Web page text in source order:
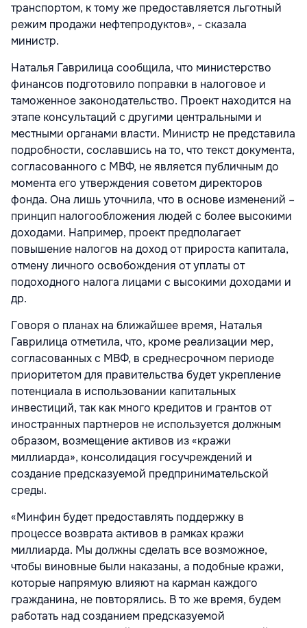
транспортом, к тому же предоставляется льготный
режим продажи нефтепродуктов», - сказала
министр.
Наталья Гаврилица сообщила, что министерство
финансов подготовило поправки в налоговое и
таможенное законодательство. Проект находится на
этапе консультаций с другими центральными и
местными органами власти. Министр не представила
подробности, сославшись на то, что текст документа,
согласованного с МВФ, не является публичным до
момента его утверждения советом директоров
фонда. Она лишь уточнила, что в основе изменений –
принцип налогообложения людей с более высокими
доходами. Например, проект предполагает
повышение налогов на доход от прироста капитала,
отмену личного освобождения от уплаты от
подоходного налога лицами с высокими доходами и
др.
Говоря о планах на ближайшее время, Наталья
Гаврилица отметила, что, кроме реализации мер,
согласованных с МВФ, в среднесрочном периоде
приоритетом для правительства будет укрепление
потенциала в использовании капитальных
инвестиций, так как много кредитов и грантов от
иностранных партнеров не используется должным
образом, возмещение активов из «кражи
миллиарда», консолидация госучреждений и
создание предсказуемой предпринимательской
среды.
«Минфин будет предоставлять поддержку в
процессе возврата активов в рамках кражи
миллиарда. Мы должны сделать все возможное,
чтобы виновные были наказаны, а подобные кражи,
которые напрямую влияют на карман каждого
гражданина, не повторялись. В то же время, будем
работать над созданием предсказуемой